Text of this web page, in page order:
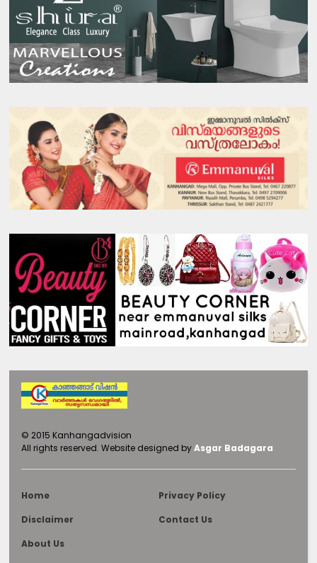
© 2015 Kanhangadvision
All rights reserved. Website designed byAsgar Badagara
Home
Privacy Policy
Disclaimer
Contact Us
About Us